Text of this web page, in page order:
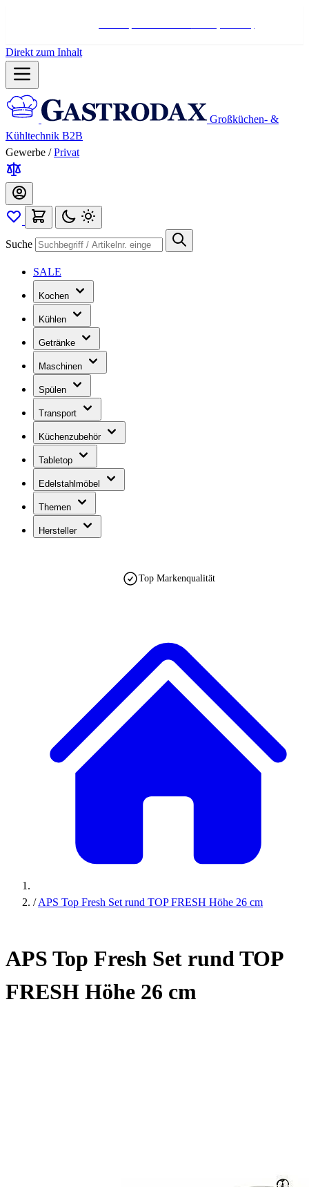
Direkt zum Inhalt
Großküchen- &
Kühltechnik B2B
Gewerbe / Privat
Suche
SALE
Kochen
Kühlen
Getränke
Maschinen
Spülen
Transport
Küchenzubehör
Tabletop
Edelstahlmöbel
Themen
Hersteller
Top Markenqualität
/ APS Top Fresh Set rund TOP FRESH Höhe 26 cm
APS Top Fresh Set rund TOP
FRESH Höhe 26 cm